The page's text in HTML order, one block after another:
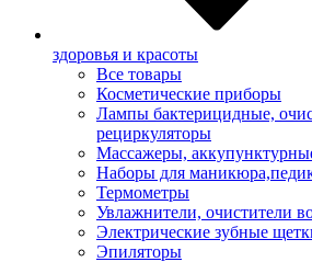
здоровья и красоты
Все товары
Косметические приборы
Лампы бактерицидные,
рециркуляторы
Массажеры,
Наборы для
Термометры
Увлажнители, очистители
Электрические зубные
Эпиляторы